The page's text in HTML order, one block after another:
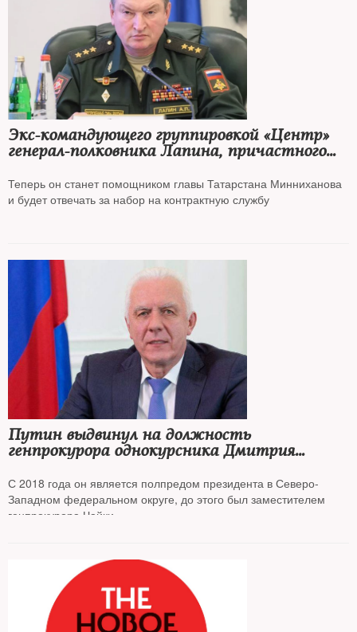
Экс-командующего группировкой «Центр»
генерал-полковника Лапина, причастного
уволили с военной службы
Теперь он станет помощником главы Татарстана Минниханова
и будет отвечать за набор на контрактную службу
Путин выдвинул на должность
генпрокурора однокурсника Дмитрия
С 2018 года он является полпредом президента в Северо-
Западном федеральном округе, до этого был заместителем
генпрокурора Чайки